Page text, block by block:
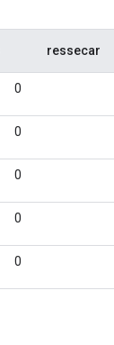
ressecar
0
0
0
0
0